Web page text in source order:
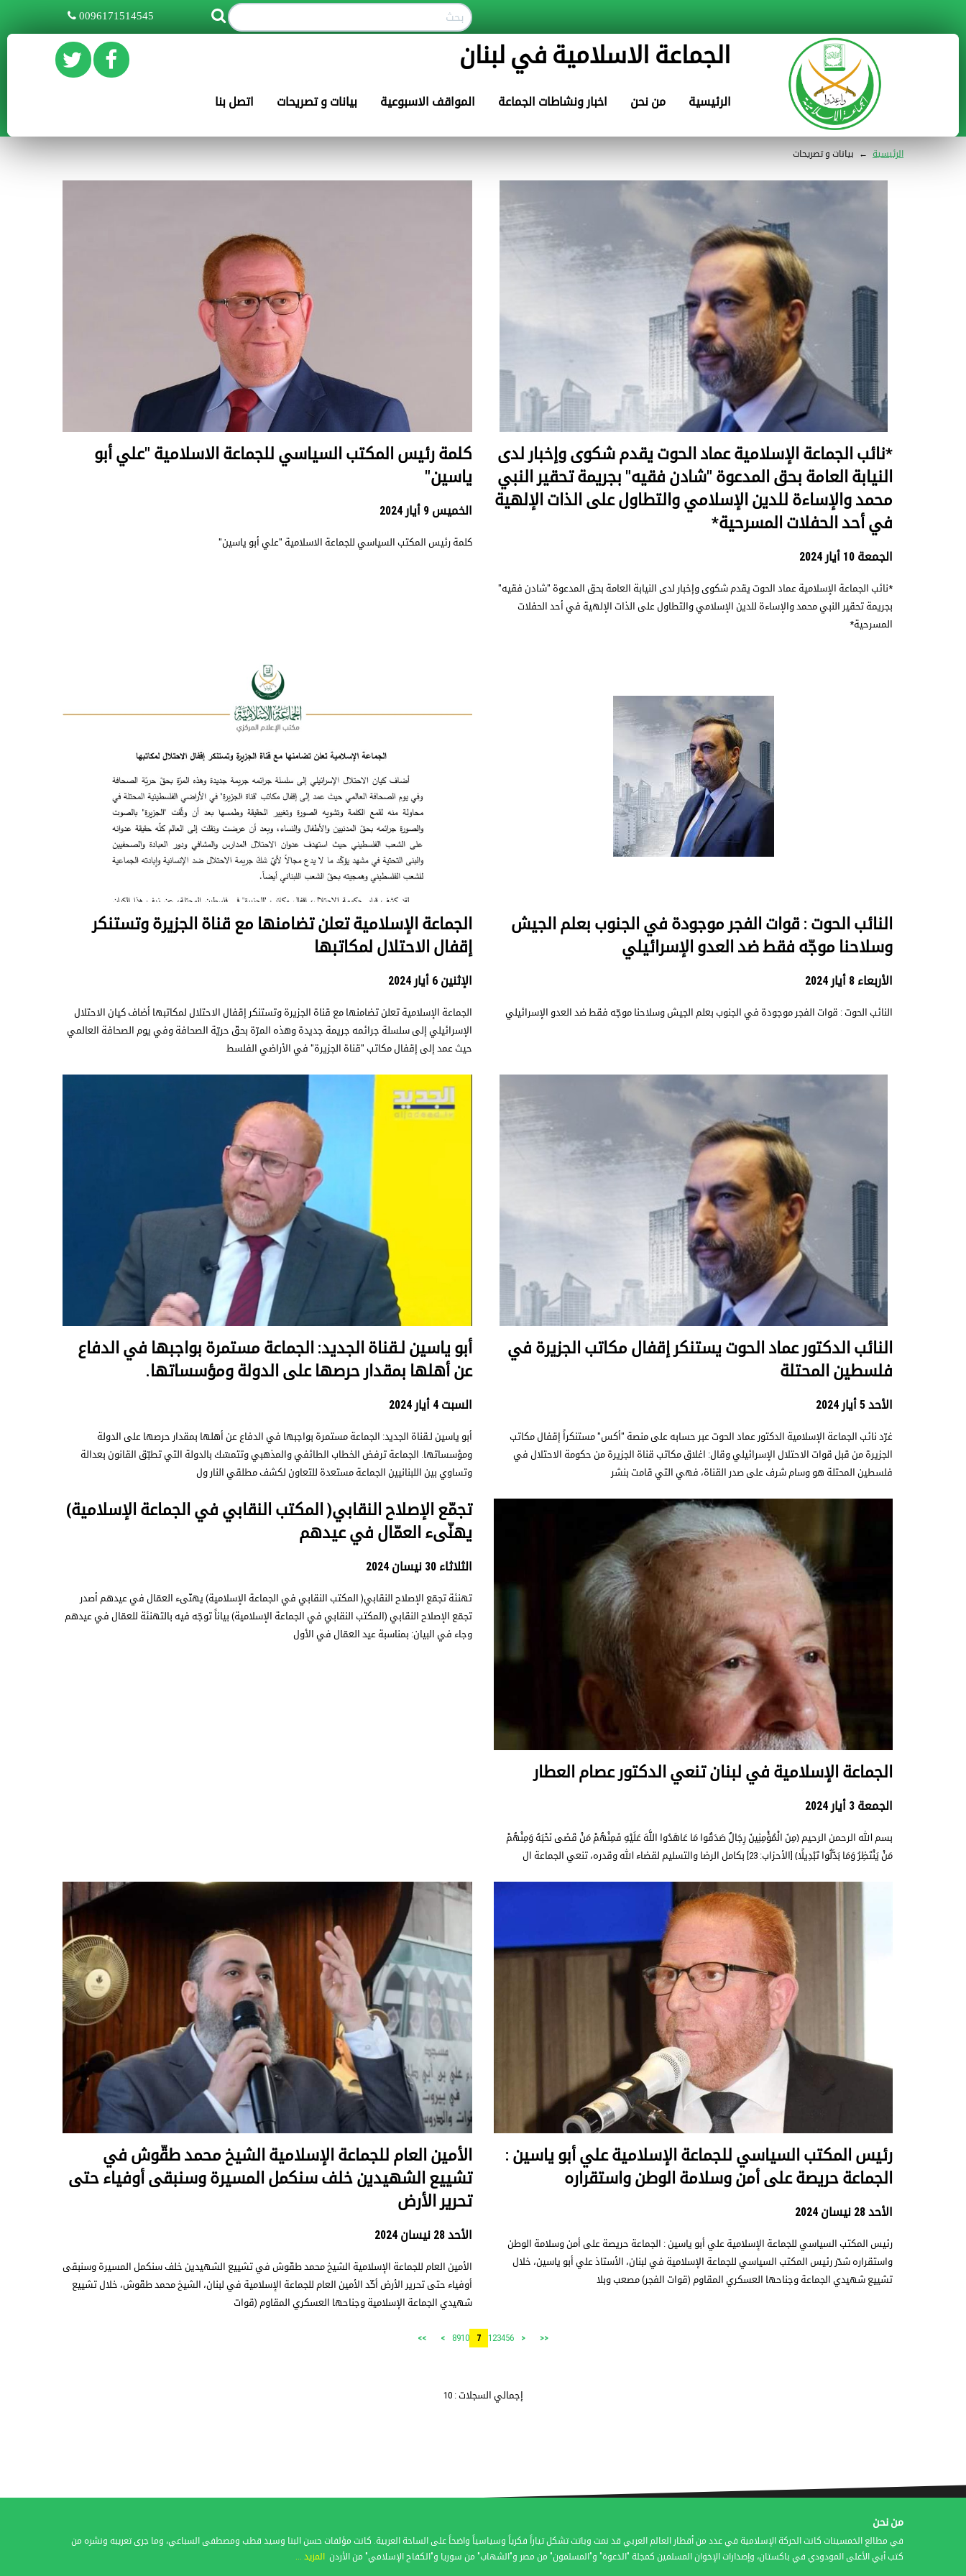
0096171514545
الجماعة الاسلامية في لبنان
اتصل بنا بيانات و تصريحات المواقف الاسبوعية اخبار ونشاطات الجماعة من نحن الرئيسية
الرئيسية ← بيانات و تصريحات
*نائب الجماعة الإسلامية عماد الحوت يقدم شكوى وإخبار لدى
النيابة العامة بحق المدعوة "شادن فقيه" بجريمة تحقير النبي
محمد والإساءة للدين الإسلامي والتطاول على الذات الإلهية
في أحد الحفلات المسرحية*
الجمعة 10 أيار 2024
*نائب الجماعة الإسلامية عماد الحوت يقدم شكوى وإخبار لدى النيابة العامة بحق المدعوة "شادن فقيه"
بجريمة تحقير النبي محمد والإساءة للدين الإسلامي والتطاول على الذات الإلهية في أحد الحفلات
المسرحية*
كلمة رئيس المكتب السياسي للجماعة الاسلامية "علي أبو
ياسين"
الخميس 9 أيار 2024
كلمة رئيس المكتب السياسي للجماعة الاسلامية "علي أبو ياسين"
النائب الحوت : قوات الفجر موجودة في الجنوب بعلم الجيش
وسلاحنا موجّه فقط ضد العدو الإسرائيلي
الأربعاء 8 أيار 2024
النائب الحوت : قوات الفجر موجودة في الجنوب بعلم الجيش وسلاحنا موجّه فقط ضد العدو الإسرائيلي
الجماعة الإسلامية تعلن تضامنها مع قناة الجزيرة وتستنكر
إقفال الاحتلال لمكاتبها
الإثنين 6 أيار 2024
الجماعة الإسلامية تعلن تضامنها مع قناة الجزيرة وتستنكر إقفال الاحتلال لمكاتبها أضاف كيان الاحتلال
الإسرائيلي إلى سلسلة جرائمه جريمة جديدة وهذه المرّة بحقّ حريّة الصحافة وفي يوم الصحافة العالمي
حيث عمد إلى إقفال مكاتب "قناة الجزيرة" في الأراضي الفلسط
النائب الدكتور عماد الحوت يستنكر إقفال مكاتب الجزيرة في
فلسطين المحتلة
الأحد 5 أيار 2024
غرّد نائب الجماعة الإسلامية الدكتور عماد الحوت عبر حسابه على منصة "أكس" مستنكراً إقفال مكاتب
الجزيرة من قبل قوات الاحتلال الإسرائيلي وقال: اغلاق مكاتب قناة الجزيرة من حكومة الاحتلال في
فلسطين المحتلة هو وسام شرف على صدر القناة، فهي التي قامت بنشر
أبو ياسين لـقناة الجديد: الجماعة مستمرة بواجبها في الدفاع
عن أهلها بمقدار حرصها على الدولة ومؤسساتها.
السبت 4 أيار 2024
أبو ياسين لـقناة الجديد: الجماعة مستمرة بواجبها في الدفاع عن أهلها بمقدار حرصها على الدولة
ومؤسساتها. الجماعة ترفض الخطاب الطائفي والمذهبي وتتمسّك بالدولة التي تطبّق القانون بعدالة
وتساوي بين اللبنانيين الجماعة مستعدة للتعاون لكشف مطلقي النار ول
الجماعة الإسلامية في لبنان تنعي الدكتور عصام العطار
الجمعة 3 أيار 2024
بسم الله الرحمن الرحيم ﴿مِنَ الْمُؤْمِنِينَ رِجَالٌ صَدَقُوا مَا عَاهَدُوا اللَّهَ عَلَيْهِ فَمِنْهُمْ مَنْ قَضَى نَحْبَهُ وَمِنْهُمْ
مَنْ يَنْتَظِرُ وَمَا بَدَّلُوا تَبْدِيلًا﴾ [الأحزاب: 23] بكامل الرضا والتسليم لقضاء الله وقدره، تنعي الجماعة ال
تجمّع الإصلاح النقابي( المكتب النقابي في الجماعة الإسلامية)
يهنّىء العمّال في عيدهم
الثلاثاء 30 نيسان 2024
تهنئة تجمّع الإصلاح النقابي( المكتب النقابي في الجماعة الإسلامية) يهنّىء العمّال في عيدهم أصدر
تجمّع الإصلاح النقابي (المكتب النقابي في الجماعة الإسلامية) بياناً توجّه فيه بالتهنئة للعمّال في عيدهم
وجاء في البيان: بمناسبة عيد العمّال في الأول
رئيس المكتب السياسي للجماعة الإسلامية علي أبو ياسين :
الجماعة حريصة على أمن وسلامة الوطن واستقراره
الأحد 28 نيسان 2024
رئيس المكتب السياسي للجماعة الإسلامية علي أبو ياسين : الجماعة حريصة على أمن وسلامة الوطن
واستقراره شدّر رئيس المكتب السياسي للجماعة الإسلامية في لبنان، الأستاذ علي أبو ياسين، خلال
تشييع شهيدي الجماعة وجناحها العسكري المقاوم (قوات الفجر) مصعب وبلا
الأمين العام للجماعة الإسلامية الشيخ محمد طقّوش في
تشييع الشهيدين خلف سنكمل المسيرة وسنبقى أوفياء حتى
تحرير الأرض
الأحد 28 نيسان 2024
الأمين العام للجماعة الإسلامية الشيخ محمد طقّوش في تشييع الشهيدين خلف سنكمل المسيرة وسنبقى
أوفياء حتى تحرير الأرض أكّد الأمين العام للجماعة الإسلامية في لبنان، الشيخ محمد طقّوش، خلال تشييع
شهيدي الجماعة الإسلامية وجناحها العسكري المقاوم (قوات
<<
<
123456
7
8910
>
>>
إجمالي السجلات : 10
من نحن
في مطالع الخمسينات كانت الحركة الإسلامية في عدد من أقطار العالم العربي قد نمت وباتت تشكل تياراً فكرياً وسياسياً واضحاً على الساحة العربية. كانت مؤلفات حسن البنا وسيد قطب ومصطفى السباعي، وما جرى تعريبه ونشره من
كتب أبي الأعلى المودودي في باكستان، وإصدارات الإخوان المسلمين كمجلة "الدعوة" و"المسلمون" من مصر و"الشهاب" من سوريا و"الكفاح الإسلامي" من الأردن
المزيد ...